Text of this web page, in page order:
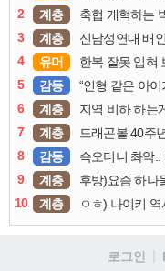
2
계층 축협 개혁하는
3
계층 신남성연대 배
4
유머 한복 잘못 입혀
5
감동 “인형 같은 아이가 가
6
계층 지역 비하 하는
7
계층 드래곤볼 40주
8
감동 슥오더니 촤악.. 연
9
계층 후방)요즘 하나
10
계층 ㅇㅎ) 나이키
로그인